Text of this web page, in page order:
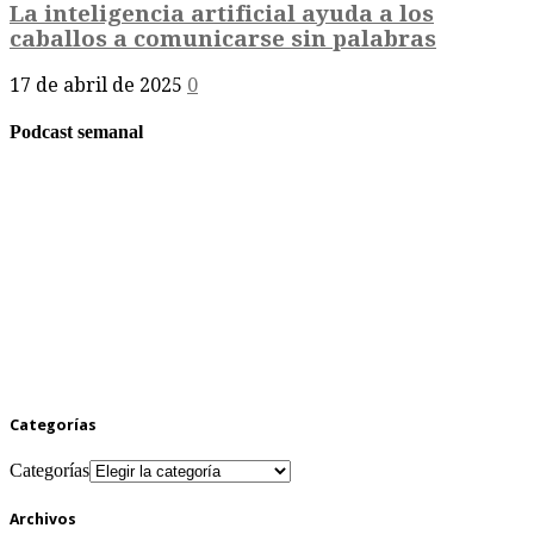
La inteligencia artificial ayuda a los
caballos a comunicarse sin palabras
17 de abril de 2025 0
Podcast semanal
Categorías
Categorías
Archivos